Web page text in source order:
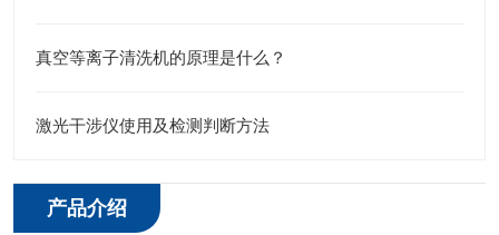
真空等离子清洗机的原理是什么？
激光干涉仪使用及检测判断方法
产品介绍